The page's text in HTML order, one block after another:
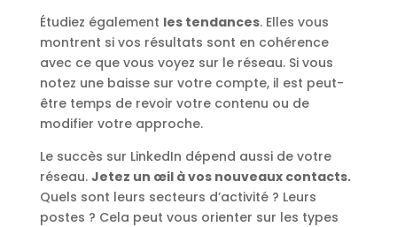
Étudiez également les tendances. Elles vous
montrent si vos résultats sont en cohérence
avec ce que vous voyez sur le réseau. Si vous
notez une baisse sur votre compte, il est peut-
être temps de revoir votre contenu ou de
modifier votre approche.
Le succès sur LinkedIn dépend aussi de votre
réseau. Jetez un œil à vos nouveaux contacts.
Quels sont leurs secteurs d’activité ? Leurs
postes ? Cela peut vous orienter sur les types